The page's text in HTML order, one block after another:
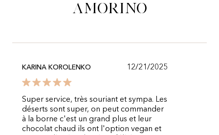
Amorino
KARINA KOROLENKO 12/21/2025
Super service, très souriant et sympa. Les
déserts sont super, on peut commander
à la borne c'est un grand plus et leur
chocolat chaud ils ont l'option vegan et